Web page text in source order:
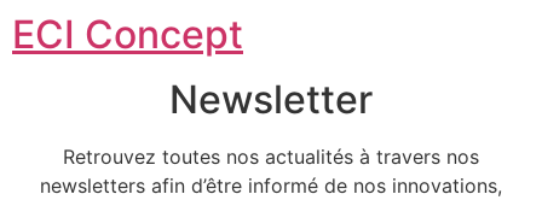
ECI Concept
Newsletter
Retrouvez toutes nos actualités à travers nos
newsletters afin d’être informé de nos innovations,